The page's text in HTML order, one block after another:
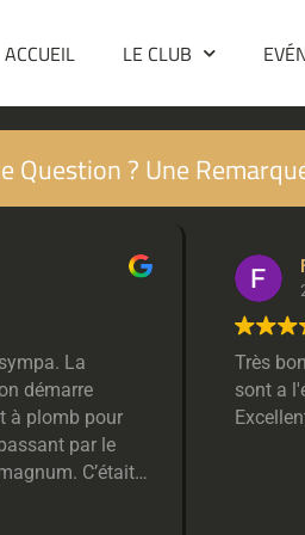
ACCUEIL LE CLUB
Question ? Une
La
démarre
à plomb pour
par le
C’était
Très
sont a